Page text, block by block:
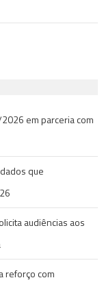
2026 em parceria com
que
audiências aos
reforço com